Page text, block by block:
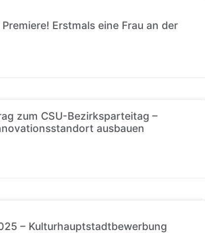
Erstmals eine Frau an der
zum CSU-Bezirksparteitag –
ausbauen
– Kulturhauptstadtbewerbung